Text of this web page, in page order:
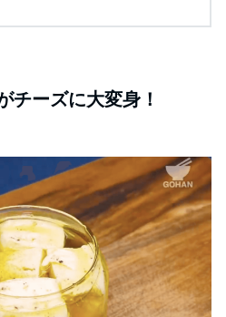
チーズに大変身！